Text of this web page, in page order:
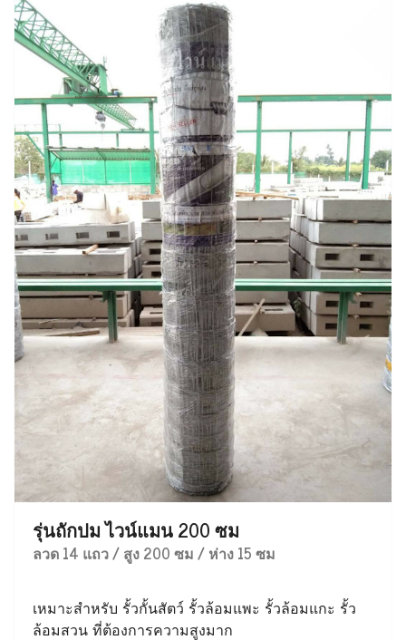
รุ่นถักปม ไวน์แมน 200 ซม
ลวด 14 แถว / สูง 200 ซม / ห่าง 15 ซม
เหมาะสำหรับ รั้วกั้นสัตว์ รั้วล้อมแพะ รั้วล้อมแกะ รั้ว
ล้อมสวน ที่ต้องการความสูงมาก